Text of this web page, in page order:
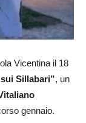
Vicentina il 18
Sillabari”, un
gennaio.